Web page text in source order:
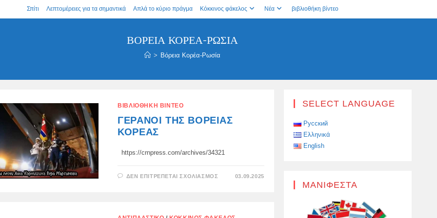
Σπίτι Λεπτομέρειες για τα σημαντικά Απλά το κύριο πράγμα Κόκκινος φάκελος Νέα βιβλιοθήκη βίντεο
ΒΌΡΕΙΑ ΚΟΡΈΑ-ΡΩΣΊΑ
> Βόρεια Κορέα-Ρωσία
ΒΙΒΛΙΟΘΉΚΗ ΒΊΝΤΕΟ
ΓΕΡΑΝΟΊ ΤΗΣ ΒΌΡΕΙΑΣ
ΚΟΡΈΑΣ
https://crnpress.com/archives/34321
ΔΕΝ ΕΠΙΤΡΈΠΕΤΑΙ ΣΧΟΛΙΑΣΜΌΣ 03.09.2025
SELECT LANGUAGE
Русский
Ελληνικά
English
ΜΑΝΙΦΈΣΤΑ